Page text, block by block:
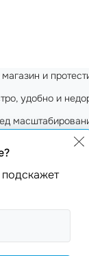
и
удобно и
хостинг
подскажет